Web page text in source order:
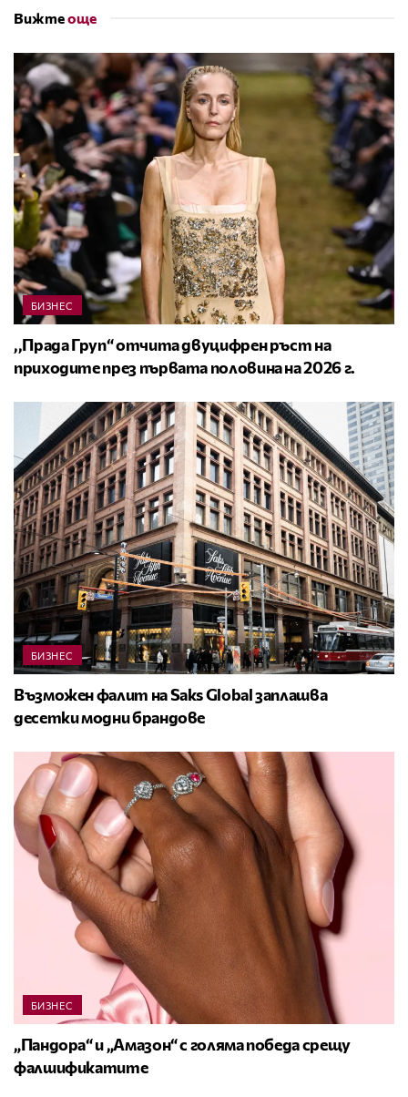
Вижтеоще
БИЗНЕС
,,Прада Груп“ отчита двуцифрен ръст на
приходите през първата половина на 2026 г.
БИЗНЕС
Възможен фалит на Saks Global заплашва
десетки модни брандове
БИЗНЕС
„Пандора“ и „Амазон“ с голяма победа срещу
фалшификатите